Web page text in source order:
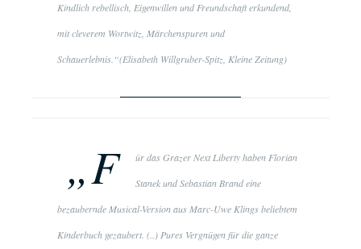
Kindlich rebellisch, Eigenwillen und Freundschaft erkundend,
mit cleverem Wortwitz, Märchenspuren und
Schauerlebnis.“(Elisabeth Willgruber-Spitz, Kleine Zeitung)
„F
ür das Grazer Next Liberty haben Florian
Stanek und Sebastian Brand eine
bezaubernde Musical-Version aus Marc-Uwe Klings beliebtem
Kinderbuch gezaubert. (..) Pures Vergnügen für die ganze